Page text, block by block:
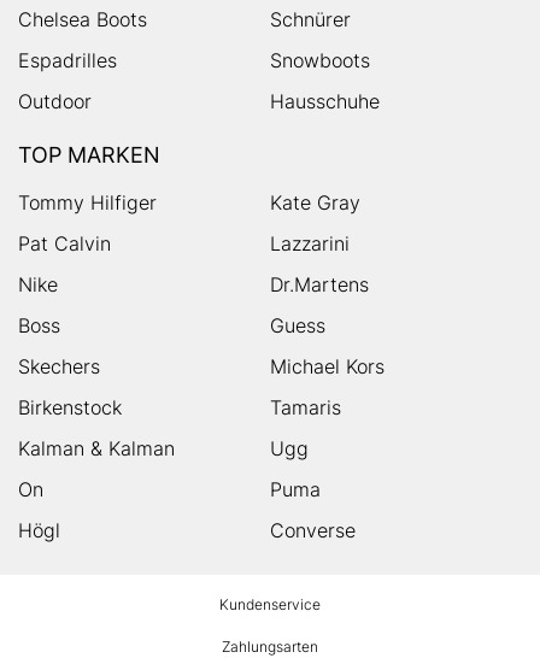
Chelsea Boots
Schnürer
Espadrilles
Snowboots
Outdoor
Hausschuhe
TOP MARKEN
Tommy Hilfiger
Kate Gray
Pat Calvin
Lazzarini
Nike
Dr.Martens
Boss
Guess
Skechers
Michael Kors
Birkenstock
Tamaris
Kalman & Kalman
Ugg
On
Puma
Högl
Converse
Kundenservice
Zahlungsarten